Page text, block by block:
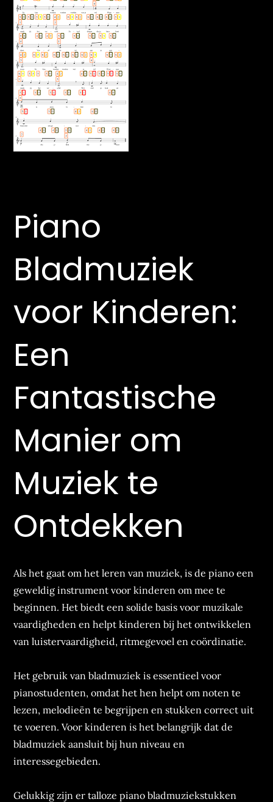
Piano
Bladmuziek
voor Kinderen:
Een
Fantastische
Manier om
Muziek te
Ontdekken
Als het gaat om het leren van muziek, is de piano een
geweldig instrument voor kinderen om mee te
beginnen. Het biedt een solide basis voor muzikale
vaardigheden en helpt kinderen bij het ontwikkelen
van luistervaardigheid, ritmegevoel en coördinatie.
Het gebruik van bladmuziek is essentieel voor
pianostudenten, omdat het hen helpt om noten te
lezen, melodieën te begrijpen en stukken correct uit
te voeren. Voor kinderen is het belangrijk dat de
bladmuziek aansluit bij hun niveau en
interessegebieden.
Gelukkig zijn er talloze piano bladmuziekstukken